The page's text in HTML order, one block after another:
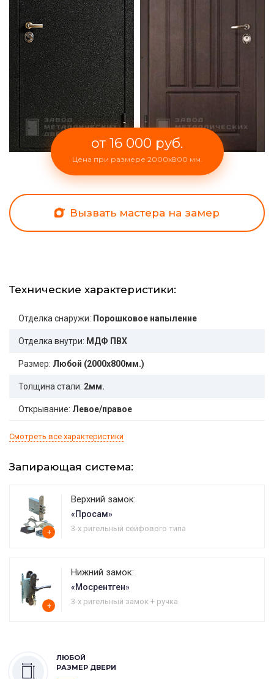
от 16 000 руб.
Цена при размере 2000x800 мм.
Вызвать мастера на замер
Технические характеристики:
Отделка снаружи: Порошковое напыление
Отделка внутри: МДФ ПВХ
Размер: Любой (2000x800мм.)
Толщина стали: 2мм.
Открывание: Левое/правое
Смотреть все характеристики
Запирающая система:
+
Верхний замок:
«Просам»
3-х ригельный сейфового типа
+
Нижний замок:
«Мосрентген»
3-х ригельный замок + ручка
ЛЮБОЙ
РАЗМЕР ДВЕРИ